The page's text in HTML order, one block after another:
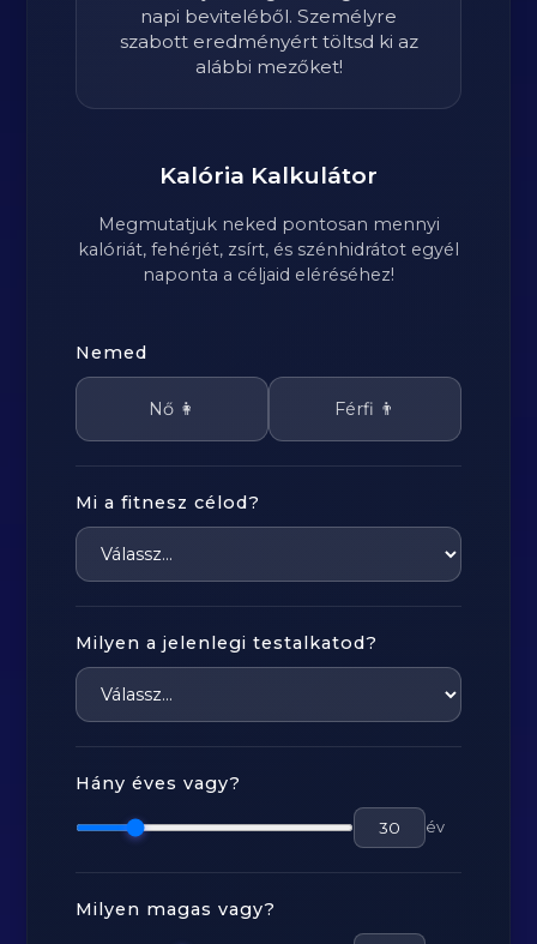
napi beviteléből. Személyre
szabott eredményért töltsd ki az
alábbi mezőket!
Kalória Kalkulátor
Megmutatjuk neked pontosan mennyi
kalóriát, fehérjét, zsírt, és szénhidrátot egyél
naponta a céljaid eléréséhez!
Nemed
Nő 👩 Férfi 👨
Mi a fitnesz célod?
Milyen a jelenlegi testalkatod?
Hány éves vagy?
év
Milyen magas vagy?